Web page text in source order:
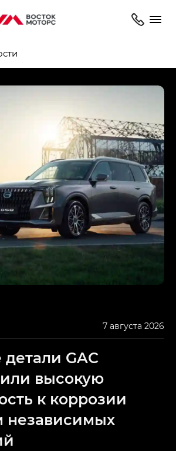
7 августа 2026
GAC
высокую
к коррозии
независимых